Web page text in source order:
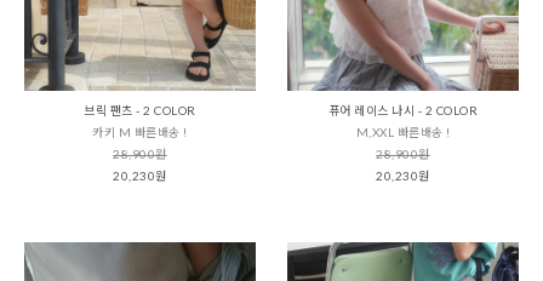
브릭 팬츠 - 2 COLOR
카키 M 빠른배송 !
28,900원
20,230원
퓨어 레이스 나시 - 2 COLOR
M,XXL 빠른배송 !
28,900원
20,230원